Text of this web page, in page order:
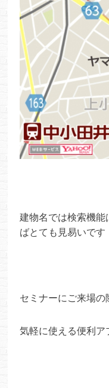
建物名では検索機
ばとても見易いです
セミナーにご来場の
気軽に使える便利ア